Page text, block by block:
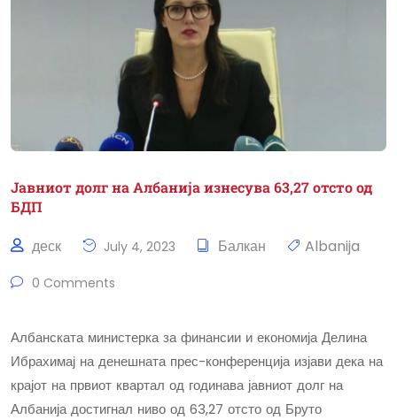
Јавниот долг на Албанија изнесува 63,27 отсто од
БДП
деск July 4, 2023 Балкан Albanija
0 Comments
Албанската министерка за финансии и економија Делина
Ибрахимај на денешната прес-конференција изјави дека на
крајот на првиот квартал од годинава јавниот долг на
Албанија достигнал ниво од 63,27 отсто од Бруто